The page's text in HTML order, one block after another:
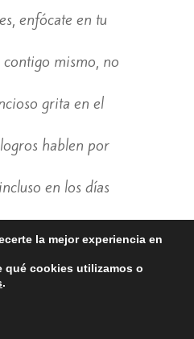
enfócate en tu
mismo, no
grita en el
hablen por
en los días
que tanto deseas.
a una parte
la mejor experiencia en
qué cookies utilizamos o
.